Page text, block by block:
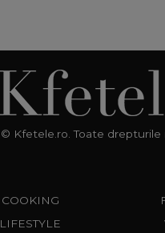
© Kfetele.ro. Toate drepturile
COOKING
LIFESTYLE